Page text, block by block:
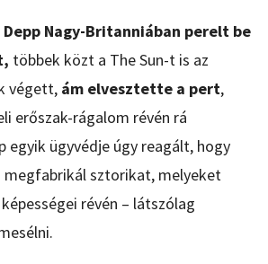
Nagy-Britanniában perelt be
többek közt a The Sun-t is az
végett, ám elvesztette a pert,
erőszak-rágalom révén rá
egyik ügyvédje úgy reagált, hogy
megfabrikál sztorikat, melyeket
révén – látszólag